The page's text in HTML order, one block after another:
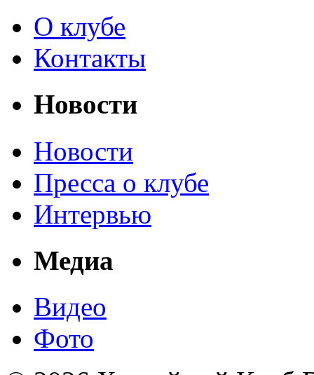
О клубе
Контакты
Новости
Новости
Пресса о клубе
Интервью
Медиа
Видео
Фото